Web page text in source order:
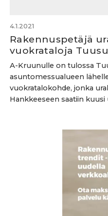
4.1.2021
Rakennuspetäjä
vuokrataloja
A-Kruunulle on tulossa
asuntomessualueen
vuokratalokohde, jonka
Hankkeeseen saatiin kuusi